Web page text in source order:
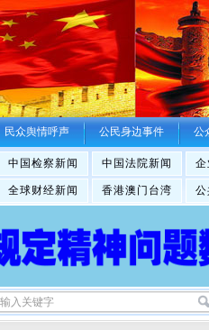
民众舆情呼声 公民身边事件 公
中国检察新闻 中国法院新闻 企
全球财经新闻 香港澳门台湾 公